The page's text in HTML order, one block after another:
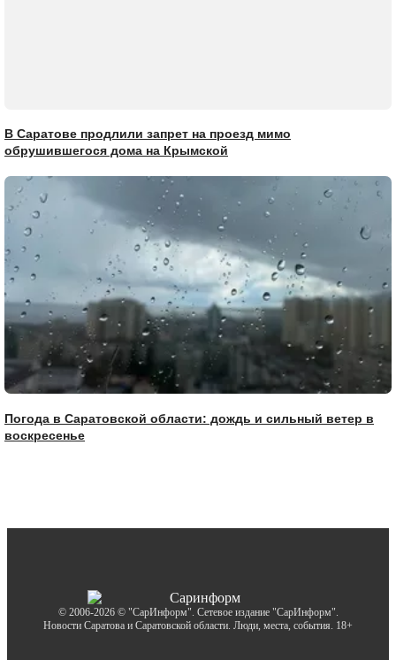
В Саратове продлили запрет на проезд мимо
обрушившегося дома на Крымской
Погода в Саратовской области: дождь и сильный ветер в
воскресенье
© 2006-2026 © "СарИнформ". Сетевое издание "СарИнформ".
Новости Саратова и Саратовской области. Люди, места, события. 18+